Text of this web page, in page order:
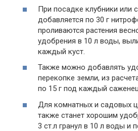
При посадке клубники или
добавляется по 30 г
проливаются растения
удобрения в 10 л воды,
каждый куст.
Также можно добавлять
перекопке земли, из
по 15 г под каждый
Для комнатных и садовых
также станет хорошим
3 ст.л гранул в 10 л воды и